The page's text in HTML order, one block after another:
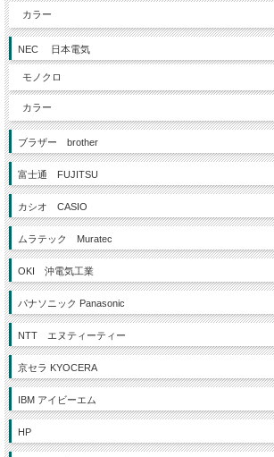
カラー
NEC 日本電気
モノクロ
カラー
ブラザー brother
富士通 FUJITSU
カシオ CASIO
ムラテック Muratec
OKI 沖電気工業
パナソニック Panasonic
NTT エヌティーティー
京セラ KYOCERA
IBM アイビーエム
HP